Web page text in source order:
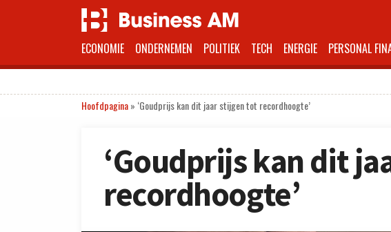
ECONOMIE ONDERNEMEN POLITIEK TECH ENERGIE PERSONAL
Hoofdpagina» ‘Goudprijs kan dit jaar stijgen tot recordhoogte’
‘Goudprijs kan dit
recordhoogte’